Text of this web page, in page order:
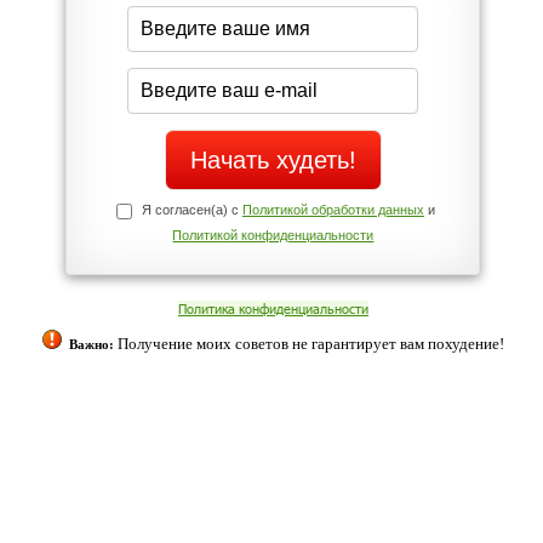
середине дня?
Телефоны службы поддержки
+7 (909) 421-77-27
cookies. Оставаясь с нами, вы соглашаетесь с нашей
Согласен